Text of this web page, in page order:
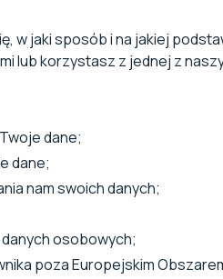
w jaki sposób i na jakiej
lub korzystasz z jednej z
dane;
dane;
nam swoich danych;
osobowych;
poza Europejskim